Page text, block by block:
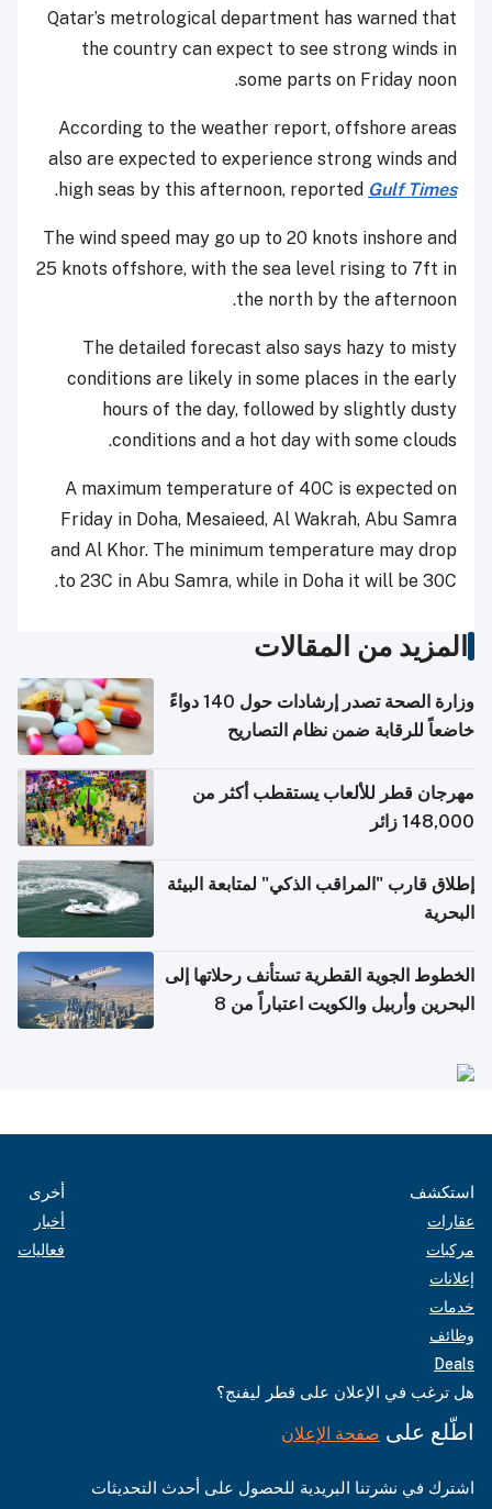
Qatar’s metrological department has warned that
the country can expect to see strong winds in
some parts on Friday noon.
According to the weather report, offshore areas
also are expected to experience strong winds and
high seas by this afternoon, reported Gulf Times
.
The wind speed may go up to 20 knots inshore and
25 knots offshore, with the sea level rising to 7ft in
the north by the afternoon.
The detailed forecast also says hazy to misty
conditions are likely in some places in the early
hours of the day, followed by slightly dusty
conditions and a hot day with some clouds.
A maximum temperature of 40C is expected on
Friday in Doha, Mesaieed, Al Wakrah, Abu Samra
and Al Khor. The minimum temperature may drop
to 23C in Abu Samra, while in Doha it will be 30C.
المزيد من المقالات
وزارة الصحة تصدر إرشادات حول 140 دواءً
خاضعاً للرقابة ضمن نظام التصاريح
مهرجان قطر للألعاب يستقطب أكثر من
148,000 زائر
إطلاق قارب "المراقب الذكي" لمتابعة البيئة
البحرية
الخطوط الجوية القطرية تستأنف رحلاتها إلى
البحرين وأربيل والكويت اعتباراً من 8
استكشف
عقارات
مركبات
إعلانات
خدمات
وظائف
Deals
أخرى
أخبار
فعاليات
هل ترغب في الإعلان على قطر ليفنج؟
اطّلع على صفحة الإعلان
اشترك في نشرتنا البريدية للحصول على أحدث التحديثات